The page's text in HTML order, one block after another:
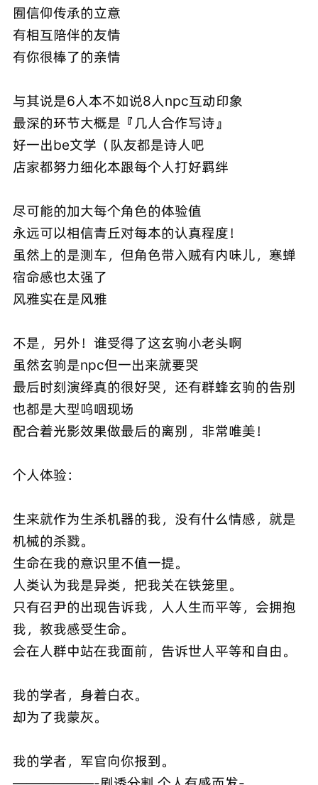
囿信仰传承的立意
有相互陪伴的友情
有你很棒了的亲情
与其说是6人本不如说8人npc互动印象
最深的环节大概是『几人合作写诗』
好一出be文学（队友都是诗人吧
店家都努力细化本跟每个人打好羁绊
尽可能的加大每个角色的体验值
永远可以相信青丘对每本的认真程度！
虽然上的是测车，但角色带入贼有内味儿，寒蝉
宿命感也太强了
风雅实在是风雅
不是，另外！谁受得了这玄驹小老头啊
虽然玄驹是npc但一出来就要哭
最后时刻演绎真的很好哭，还有群蜂玄驹的告别
也都是大型呜咽现场
配合着光影效果做最后的离别，非常唯美！
个人体验：
生来就作为生杀机器的我，没有什么情感，就是
机械的杀戮。
生命在我的意识里不值一提。
人类认为我是异类，把我关在铁笼里。
只有召尹的出现告诉我，人人生而平等，会拥抱
我，教我感受生命。
会在人群中站在我面前，告诉世人平等和自由。
我的学者，身着白衣。
却为了我蒙灰。
我的学者，军官向你报到。